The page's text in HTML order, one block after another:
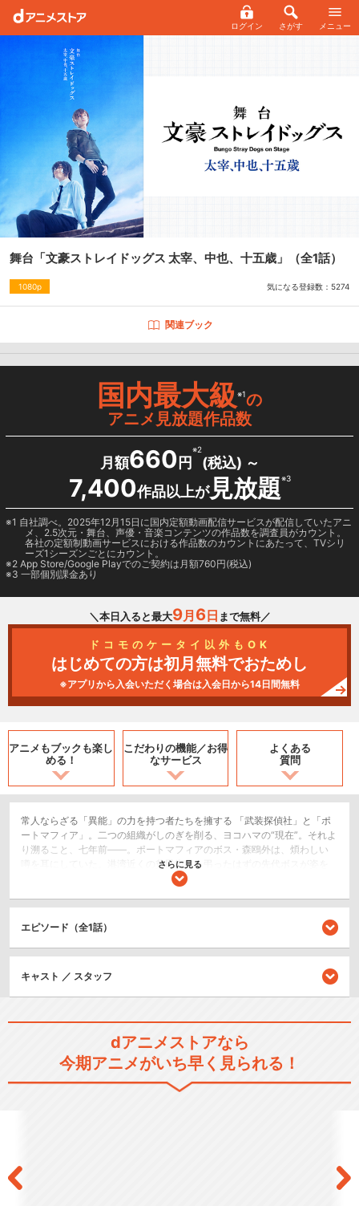
ログイン さがす メニュー
舞台「文豪ストレイドッグス 太宰、中也、十五歳」 （全1話）
1080p 気になる登録数： 5274
関連ブック
国内最大級※1の
アニメ見放題作品数
月額660 円
※2
(税込) ～
7,400作品以上が見放題※3
1 自社調べ。2025年12月15日に国内定額動画配信サービスが配信していたアニ
メ、2.5次元・舞台、声優・音楽コンテンツの作品数を調査員がカウント。
各社の定額制動画サービスにおける作品数のカウントにあたって、TVシリ
ーズ1シーズンごとにカウント。
2 App Store/Google Playでのご契約は月額760円(税込)
3 一部個別課金あり
＼本日入ると最大9月 6日 まで無料／
ドコモのケータイ以外もOK
はじめての方は初月無料でおためし
※アプリから入会いただく場合は入会日から14日間無料
アニメもブックも楽し
める！
こだわりの機能／お得
なサービス
よくある
質問
常人ならざる「異能」の力を持つ者たちを擁する 「武装探偵社」と「ポ
ートマフィア」。二つの組織がしのぎを削る、ヨコハマの“現在”。それよ
り溯ること、七年前――。ポートマフィアのボス・森鴎外は、煩わしい
噂を耳にしていた。港湾近くの貧民街に、弔ったはずの先代ボスが姿を
現したというのだ。調査を命じられたのは、これが初仕事となる十五歳
「羊」の長・中原中也と出会う。彼と同じ十五歳の少年は「アラハバ
キ」なるものを追っていた。神の獣が、地獄より蘇らせし怨恨の亡者。
憤怒の炎に秘められた、語られざる真実とは……？のちに、名を対なし、
裏社会に轟かせる若き原石たち。無垢なる羊は、何故にしてその身を闇
文豪ストレイドッグス
さらに見る
エピソード（全1話）
キャスト ／ スタッフ
dアニメストアなら
今期アニメがいち早く見られる！